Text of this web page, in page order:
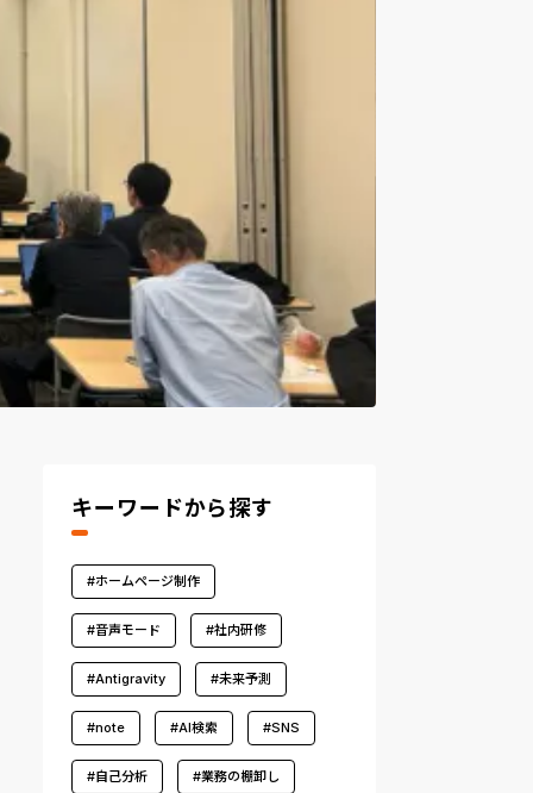
キーワードから探す
#ホームページ制作
#音声モード #社内研修
#Antigravity #未来予測
#note #AI検索 #SNS
#自己分析 #業務の棚卸し